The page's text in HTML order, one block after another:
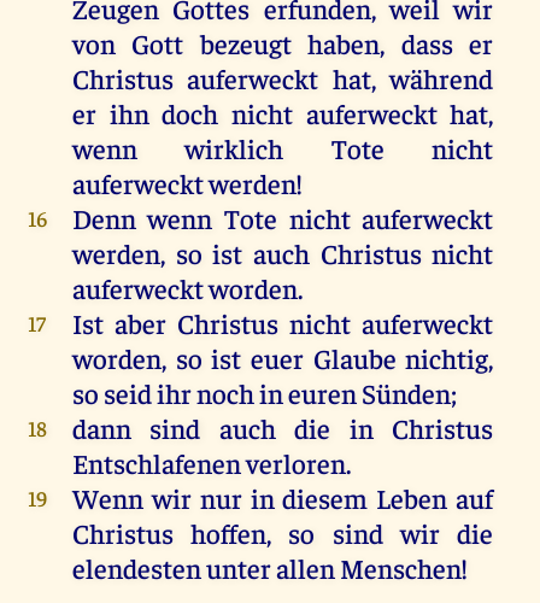
Zeugen Gottes erfunden,weil wir
von Gott bezeugt haben, dasser
Christus auferweckt hat, während
er ihn doch nicht auferweckt hat,
wennwirklich Tote
nicht
auferwecktwerden!
16 Denn wenn Tote nicht auferweckt
werden, so ist auch Christus nicht
auferwecktworden.
17 Ist aber Christus nicht auferweckt
worden, so ist euer Glaube nichtig,
so seidihrnochineurenSünden;
18 dann sind auch die in Christus
Entschlafenenverloren.
19 Wenn wir nur in diesem Leben auf
Christus hoffen, so sind wir die
elendestenunterallenMenschen!